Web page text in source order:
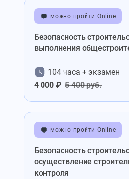
можно пройти Online
Безопасность
выполнения
104 часа + экзамен
4 000 ₽ 5 400 руб.
можно пройти Online
Безопасность
осуществление
контроля